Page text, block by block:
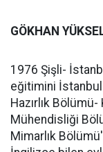
GÖKHAN
1976 Şişli-
eğitimini
Hazırlık
Mühendisliği
Mimarlık